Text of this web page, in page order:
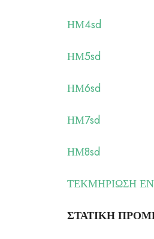
ΗΜ4sd
ΗΜ5sd
ΗΜ6sd
ΗΜ7sd
ΗΜ8sd
ΤΕΚΜΗΡΙΩΣΗ
ΣΤΑΤΙΚΗ